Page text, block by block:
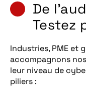
De
Testez
Industries, PME et
accompagnons
leur niveau de
piliers :